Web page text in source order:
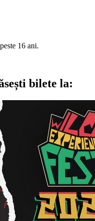
16 ani.
bilete la: